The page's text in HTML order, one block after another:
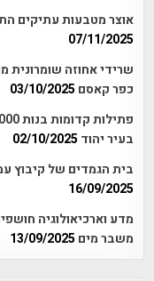
אוצר מטבעות עתיקים
07/11/2025
כפר קאסם 03/10/2025
בעיר יהוד 02/10/2025
בית הגמדים של קיבוץ
16/09/2025
מדע וארכיאולוגיה
משבר מים 13/09/2025